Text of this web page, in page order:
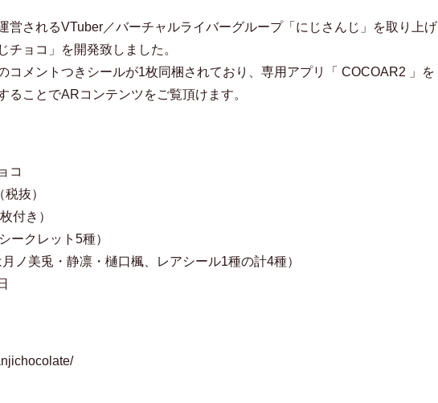
営されるVTuber／バーチャルライバーグループ「にじさんじ」を取り上げ
チョコ」を開発致しました。
コメントつきシールが1枚同梱されており、専用アプリ「 COCOAR2 」を
ることでARコンテンツをご覧頂けます。
コ
抜）
付き）
ークレット5種）
ノ美兎・静凛・樋口楓、レアシール1種の計4種）